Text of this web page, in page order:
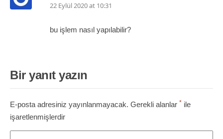
22 Eylül 2020 at 10:31
bu işlem nasıl yapılabilir?
Bir yanıt yazın
E-posta adresiniz yayınlanmayacak. Gerekli alanlar * ile
işaretlenmişlerdir